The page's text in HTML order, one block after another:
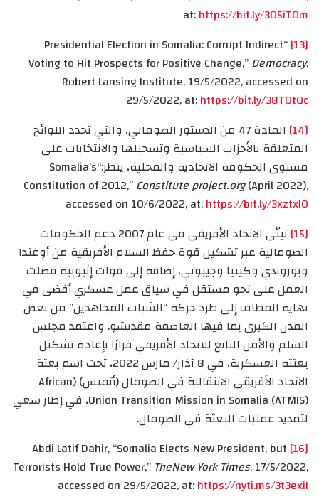
at:https://bit.ly/3O5iTOm
[13]
“Presidential Election in Somalia: Corrupt Indirect
Voting to Hit Prospects for Positive Change,”Democracy,
Robert Lansing Institute, 19/5/2022, accessed on
29/5/2022, at:https://bit.ly/38TOtQc
[14]
المادة 47 من الدستور الصومالي، والتي تحدد اللوائح
المتعلقة بالأحزاب السياسية وتسجيلها والانتخابات على
مستوى الحكومة الاتحادية والمحلية، ينظر:“Somalia’s
Constitution of 2012,”Constitute project.org(April 2022),
accessed on 10/6/2022, at:https://bit.ly/3xztxI0
[15]
تبنّى الاتحاد الأفريقي في عام 2007 دعم الحكومات
الصومالية عبر تشكيل قوة حفظ السلام الأفريقية من أوغندا
وبوروندي وكينيا وجيبوتي، إضافة إلى قوات إثيوبية فضلت
العمل على نحو مستقل في سياق عمل عسكري أفضى في
نهاية المطاف إلى طرد حركة “الشباب المجاهدين” من بعض
المدن الكبرى بما فيها العاصمة مقديشو. واعتمد مجلس
السلم والأمن التابع للاتحاد الأفريقي قرارًا بإعادة تشكيل
بعثته العسكرية، في 8 آذار/ مارس 2022، تحت اسم بعثة
الاتحاد الأفريقي الانتقالية في الصومال (أتميس) (African
Union Transition Mission in Somalia (ATMIS)، في إطار سعي
لتمديد عمليات البعثة في الصومال.
[16]
Abdi Latif Dahir, “Somalia Elects New President, but
Terrorists Hold True Power,” TheNewYork Times, 17/5/2022,
accessed on 29/5/2022, at:https://nyti.ms/3t3exiI